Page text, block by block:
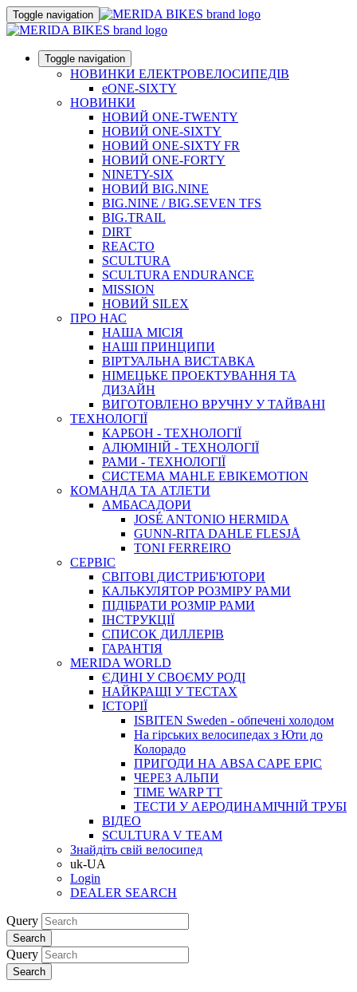
Toggle navigation
Toggle navigation
НОВИНКИ ЕЛЕКТРОВЕЛОСИПЕДІВ
eONE-SIXTY
НОВИНКИ
НОВИЙ ONE-TWENTY
НОВИЙ ONE-SIXTY
НОВИЙ ONE-SIXTY FR
НОВИЙ ONE-FORTY
NINETY-SIX
НОВИЙ BIG.NINE
BIG.NINE / BIG.SEVEN TFS
BIG.TRAIL
DIRT
REACTO
SCULTURA
SCULTURA ENDURANCE
MISSION
НОВИЙ SILEX
ПРО НАС
НАША МICIЯ
НАШI ПРИНЦИПИ
ВIРТУАЛЬНА ВИСТАВКА
НІМЕЦЬКЕ ПРОЕКТУВАННЯ ТА
ДИЗАЙН
ВИГОТОВЛЕНО ВРУЧНУ У ТАЙВАНІ
ТЕХНОЛОГІЇ
КАРБОН - ТЕХНОЛОГІЇ
АЛЮМІНІЙ - ТЕХНОЛОГІЇ
РАМИ - ТЕХНОЛОГІЇ
СИСТЕМА MAHLE EBIKEMOTION
КОМАНДА ТА АТЛЕТИ
АМБАСАДОРИ
JOSÉ ANTONIO HERMIDA
GUNN-RITA DAHLE FLESJÅ
TONI FERREIRO
СЕРВІС
СВІТОВІ ДИСТРИБ'ЮТОРИ
КАЛЬКУЛЯТОР РОЗМIРУ РАМИ
ПІДІБРАТИ РОЗМІР РАМИ
IНСТРУКЦIЇ
СПИСОК ДИЛЛЕРІВ
ГАРАНТIЯ
MERIDA WORLD
ЄДИНI У СВОЄМУ РОДI
НАЙКРАЩІ У ТЕСТАХ
ІСТОРІЇ
ISBITEN Sweden - обпечені холодом
На гірських велосипедах з Юти до
Колорадо
ПРИГОДИ НА ABSA CAPE EPIC
ЧЕРЕЗ АЛЬПИ
TIME WARP TT
ТЕСТИ У АЕРОДИНАМІЧНІЙ ТРУБІ
ВІДЕО
SCULTURA V TEAM
Знайдіть свій велосипед
uk-UA
Login
DEALER SEARCH
Query
Search
Query
Search